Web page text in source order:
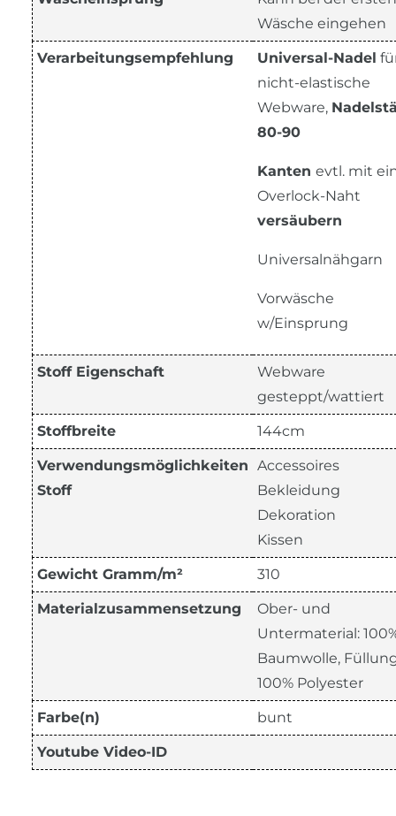
Wäsche eingehen
Verarbeitungsempfehlung Universal-Nadel
nicht-elastische
Webware,
80-90
Kanten evtl. mit
Overlock-Naht
versäubern
Universalnähgarn
Vorwäsche
w/Einsprung
Stoff Eigenschaft
Webware
gesteppt/wattiert
Stoffbreite 144cm
Verwendungsmöglichkeiten
Stoff
Accessoires
Bekleidung
Dekoration
Kissen
Gewicht Gramm/m² 310
Materialzusammensetzung
Ober- und
Untermaterial:
Baumwolle,
100% Polyester
Farbe(n) bunt
Youtube Video-ID